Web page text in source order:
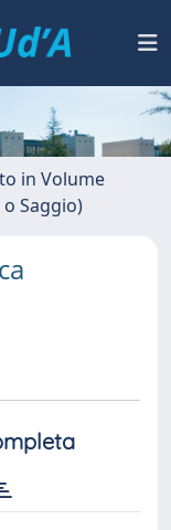
in Volume
Saggio)